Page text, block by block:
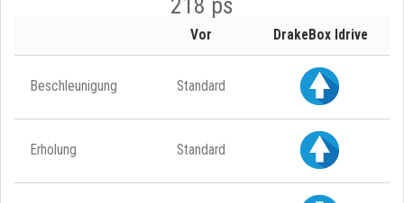
Vor DrakeBox Idrive
Beschleunigung Standard
Erholung Standard